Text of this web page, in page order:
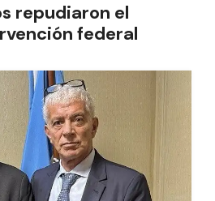
repudiaron el
federal